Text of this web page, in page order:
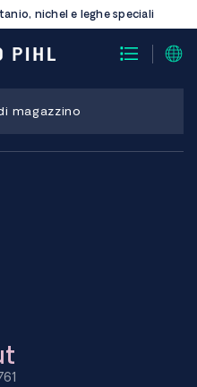
nichel e leghe speciali